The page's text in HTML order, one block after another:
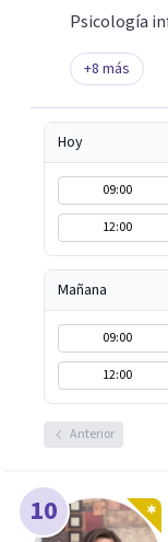
Psicología
+8 más
Hoy
09:00
12:00
Mañana
09:00
12:00
Anterior
10